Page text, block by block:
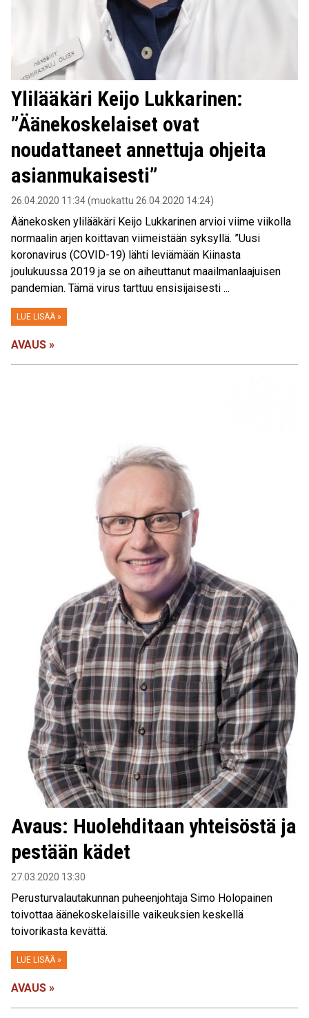
Ylilääkäri Keijo Lukkarinen:
”Äänekoskelaiset ovat
noudattaneet annettuja ohjeita
asianmukaisesti”
26.04.2020 11:34 (muokattu 26.04.2020 14:24)
Äänekosken ylilääkäri Keijo Lukkarinen arvioi viime viikolla
normaalin arjen koittavan viimeistään syksyllä. ”Uusi
koronavirus (COVID-19) lähti leviämään Kiinasta
joulukuussa 2019 ja se on aiheuttanut maailmanlaajuisen
pandemian. Tämä virus tarttuu ensisijaisesti ...
LUE LISÄÄ »
AVAUS »
Avaus: Huolehditaan yhteisöstä ja
pestään kädet
27.03.2020 13:30
Perusturvalautakunnan puheenjohtaja Simo Holopainen
toivottaa äänekoskelaisille vaikeuksien keskellä
toivorikasta kevättä.
LUE LISÄÄ »
AVAUS »